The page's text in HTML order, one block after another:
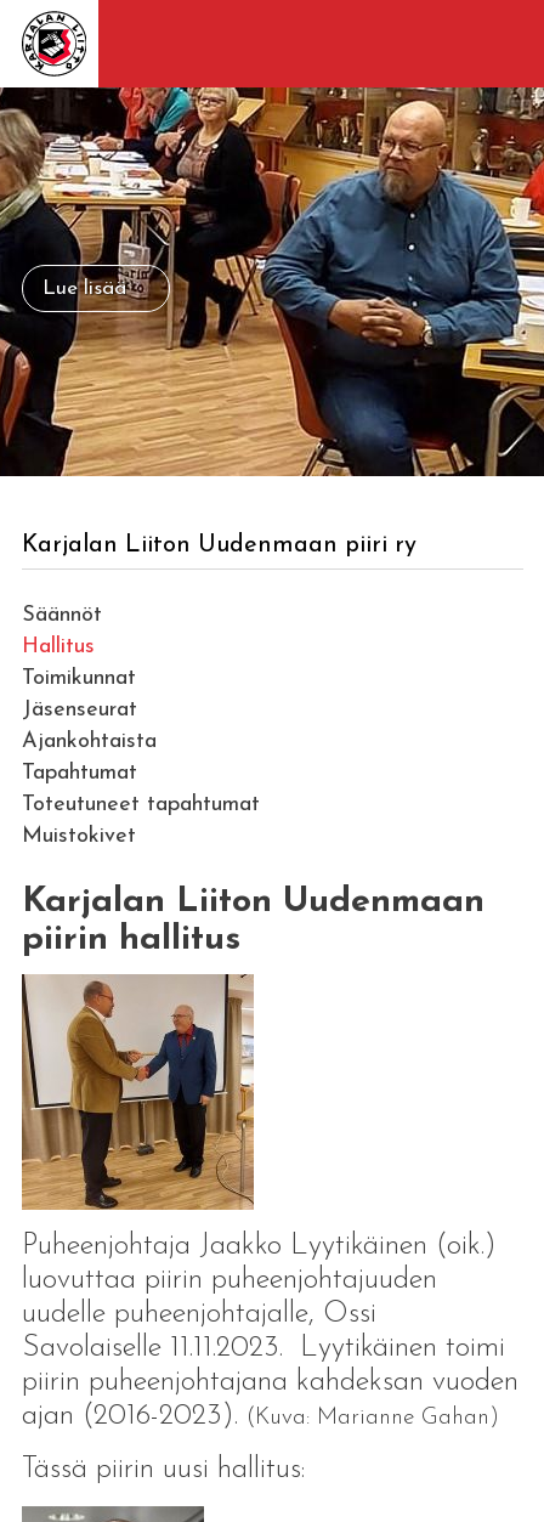
Lue lisää
Karjalan Liiton Uudenmaan piiri ry
Säännöt
Hallitus
Toimikunnat
Jäsenseurat
Ajankohtaista
Tapahtumat
Toteutuneet tapahtumat
Muistokivet
Karjalan Liiton Uudenmaan
piirin hallitus
Puheenjohtaja Jaakko Lyytikäinen (oik.)
luovuttaa piirin puheenjohtajuuden
uudelle puheenjohtajalle, Ossi
Savolaiselle 11.11.2023. Lyytikäinen toimi
piirin puheenjohtajana kahdeksan vuoden
ajan (2016-2023). (Kuva: Marianne Gahan)
Tässä piirin uusi hallitus: